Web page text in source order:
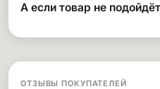
А если товар не
ОТЗЫВЫ ПОКУПАТЕЛЕЙ